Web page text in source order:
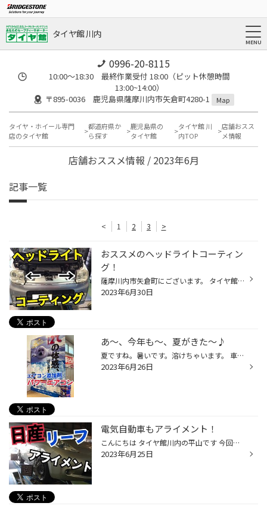
タイヤ館 川内
0996-20-8115
10:00～18:30 最終作業受付 18:00（ピット休憩時間
13:00~14:00）
〒895-0036 鹿児島県薩摩川内市矢倉町4280-1
Map
タイヤ・ホイール専門
店のタイヤ館
都道府県か
ら探す
鹿児島県の
タイヤ館
タイヤ館 川
内TOP
店舗おスス
メ情報
店舗おススメ情報 / 2023年6月
記事一覧
< 1 2 3 >
おススメのヘッドライトコーティン
グ！
薩摩川内市矢倉町にございます。 タイヤ館川内のタカバヤシです。今回はヘッドライトコーティングのご紹介です。 ここまでキレイになります！ 見比べると全然違うのが分かります。 これで両方ともキレイになりました。 黄ばんで諦めてる方は、タイヤ館川内でヘッドライトコーティングしてみませんか？
2023年6月30日
あ〜、今年も〜、夏がきた〜♪
夏ですね。暑いです。溶けちゃいます。 車の中とかもう…ね？ そんな中、今年もやってきました！ 「パワーエアコンプラス」 エアコンからの冷風をさらに 心地よくしてくれるエアコン添加剤 体感温度が下がって 毎年、入れる方もいらっしゃいます 夏、特におすすめの一品と なっております！ 在庫には...
2023年6月26日
電気自動車もアライメント！
こんにちは タイヤ館川内の平山です 今回は日産リーフの アライメント調整をさせて頂きました！ どんなお車でも いずれズレが生じます… それによりタイヤの偏摩耗 いわゆる片減りに影響 してきます。 しっかり調整してあげることで タイヤの寿命を縮めることなく しっかり使えます！ 詳しくはお気軽...
2023年6月25日